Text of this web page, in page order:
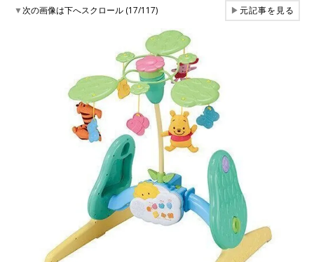
▼次の画像は下へスクロール (17/117) ▶元記事を見る